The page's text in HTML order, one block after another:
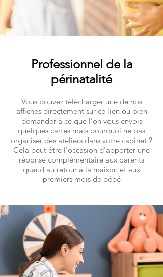
Professionnel de la
périnatalité
Vous pouvez télécharger une de nos
affiches directement sur ce lien où bien
demander à ce que l'on vous envois
quelques cartes mais pourquoi ne pas
organiser des ateliers dans votre cabinet ?
Cela peut être l'occasion d'apporter une
réponse complémentaire aux parents
quand au retour à la maison et aux
premiers mois de bébé